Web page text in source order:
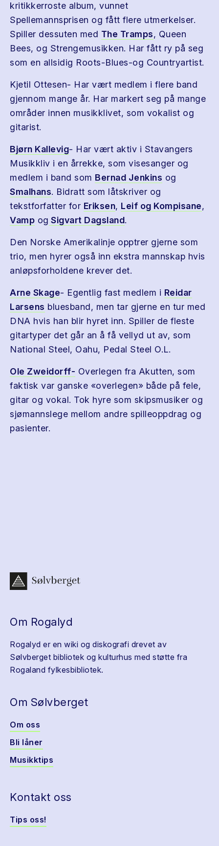
kritikkerroste album, vunnet
Spellemannsprisen og fått flere utmerkelser.
Spiller dessuten med The Tramps, Queen
Bees, og Strengemusikken. Har fått ry på seg
som en allsidig Roots-Blues-og Countryartist.
Kjetil Ottesen- Har vært medlem i flere band
gjennom mange år. Har markert seg på mange
områder innen musikklivet, som vokalist og
gitarist.
Bjørn Kallevig- Har vært aktiv i Stavangers
Musikkliv i en årrekke, som visesanger og
medlem i band som Bernad Jenkins og
Smalhans. Bidratt som låtskriver og
tekstforfatter for Eriksen, Leif og Kompisane,
Vamp og Sigvart Dagsland.
Den Norske Amerikalinje opptrer gjerne som
trio, men hyrer også inn ekstra mannskap hvis
anløpsforholdene krever det.
Arne Skage- Egentlig fast medlem i Reidar
Larsens bluesband, men tar gjerne en tur med
DNA hvis han blir hyret inn. Spiller de fleste
gitartyper det går an å få vellyd ut av, som
National Steel, Oahu, Pedal Steel O.L.
Ole Zweidorff- Overlegen fra Akutten, som
faktisk var ganske «overlegen» både på fele,
gitar og vokal. Tok hyre som skipsmusiker og
sjømannslege mellom andre spilleoppdrag og
pasienter.
Om Rogalyd
Rogalyd er en wiki og diskografi drevet av
Sølvberget bibliotek og kulturhus med støtte fra
Rogaland fylkesbibliotek.
Om Sølvberget
Om oss
Bli låner
Musikktips
Kontakt oss
Tips oss!